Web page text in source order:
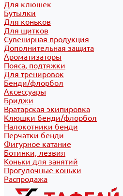
Для клюшек
Бутылки
Для коньков
Для щитков
Сувенирная продукция
Дополнительная защита
Ароматизаторы
Пояса, подтяжки
Для тренировок
Бенди/флорбол
Аксессуары
Бриджи
Вратарская экипировка
Клюшки бенди/флорбол
Налокотники бенди
Перчатки бенди
Фигурное катание
Ботинки, лезвия
Коньки для занятий
Прогулочные коньки
Распродажа